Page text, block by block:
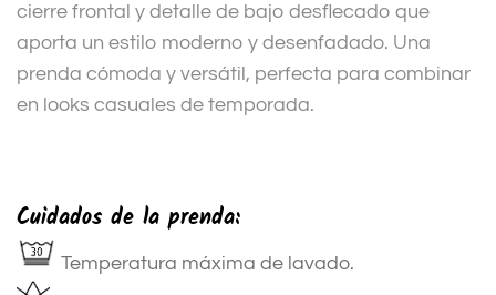
cierre frontal y detalle de bajo desflecado que
aporta un estilo moderno y desenfadado. Una
prenda cómoda y versátil, perfecta para combinar
en looks casuales de temporada.
Cuidados de la prenda:
Temperatura máxima de lavado.